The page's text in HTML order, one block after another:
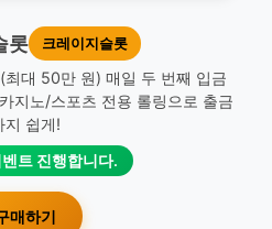
롯 크레이지슬롯
대 50만 원) 매일 두 번째 입금
지노/스포츠 전용 롤링으로 출금
지 쉽게!
트 진행합니다.
매하기